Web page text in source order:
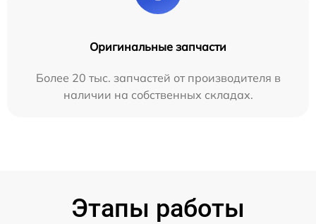
Оригинальные запчасти
Более 20 тыс. запчастей от производителя в
наличии на собственных складах.
Этапы работы